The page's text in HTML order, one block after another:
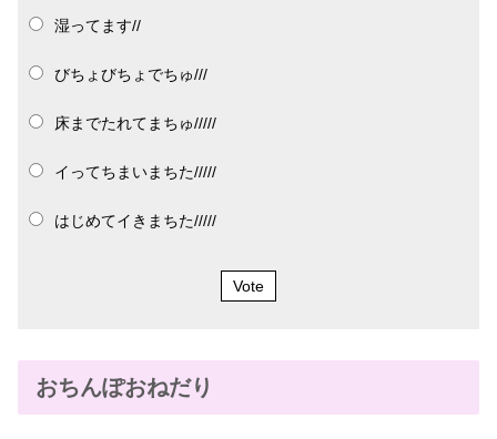
湿ってます//
びちょびちょでちゅ///
床までたれてまちゅ/////
イってちまいまちた/////
はじめてイきまちた/////
Vote
おちんぽおねだり